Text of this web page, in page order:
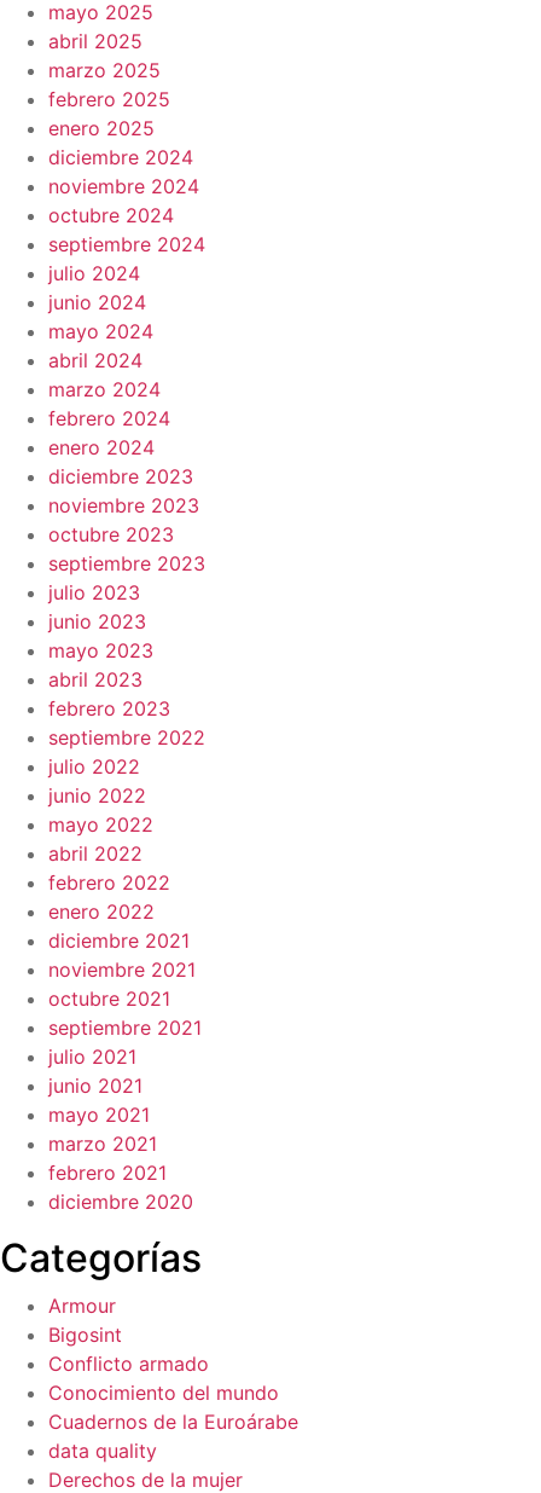
mayo 2025
abril 2025
marzo 2025
febrero 2025
enero 2025
diciembre 2024
noviembre 2024
octubre 2024
septiembre 2024
julio 2024
junio 2024
mayo 2024
abril 2024
marzo 2024
febrero 2024
enero 2024
diciembre 2023
noviembre 2023
octubre 2023
septiembre 2023
julio 2023
junio 2023
mayo 2023
abril 2023
febrero 2023
septiembre 2022
julio 2022
junio 2022
mayo 2022
abril 2022
febrero 2022
enero 2022
diciembre 2021
noviembre 2021
octubre 2021
septiembre 2021
julio 2021
junio 2021
mayo 2021
marzo 2021
febrero 2021
diciembre 2020
Categorías
Armour
Bigosint
Conflicto armado
Conocimiento del mundo
Cuadernos de la Euroárabe
data quality
Derechos de la mujer